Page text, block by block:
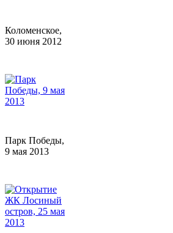
Коломенское,
30 июня 2012
Парк Победы,
9 мая 2013